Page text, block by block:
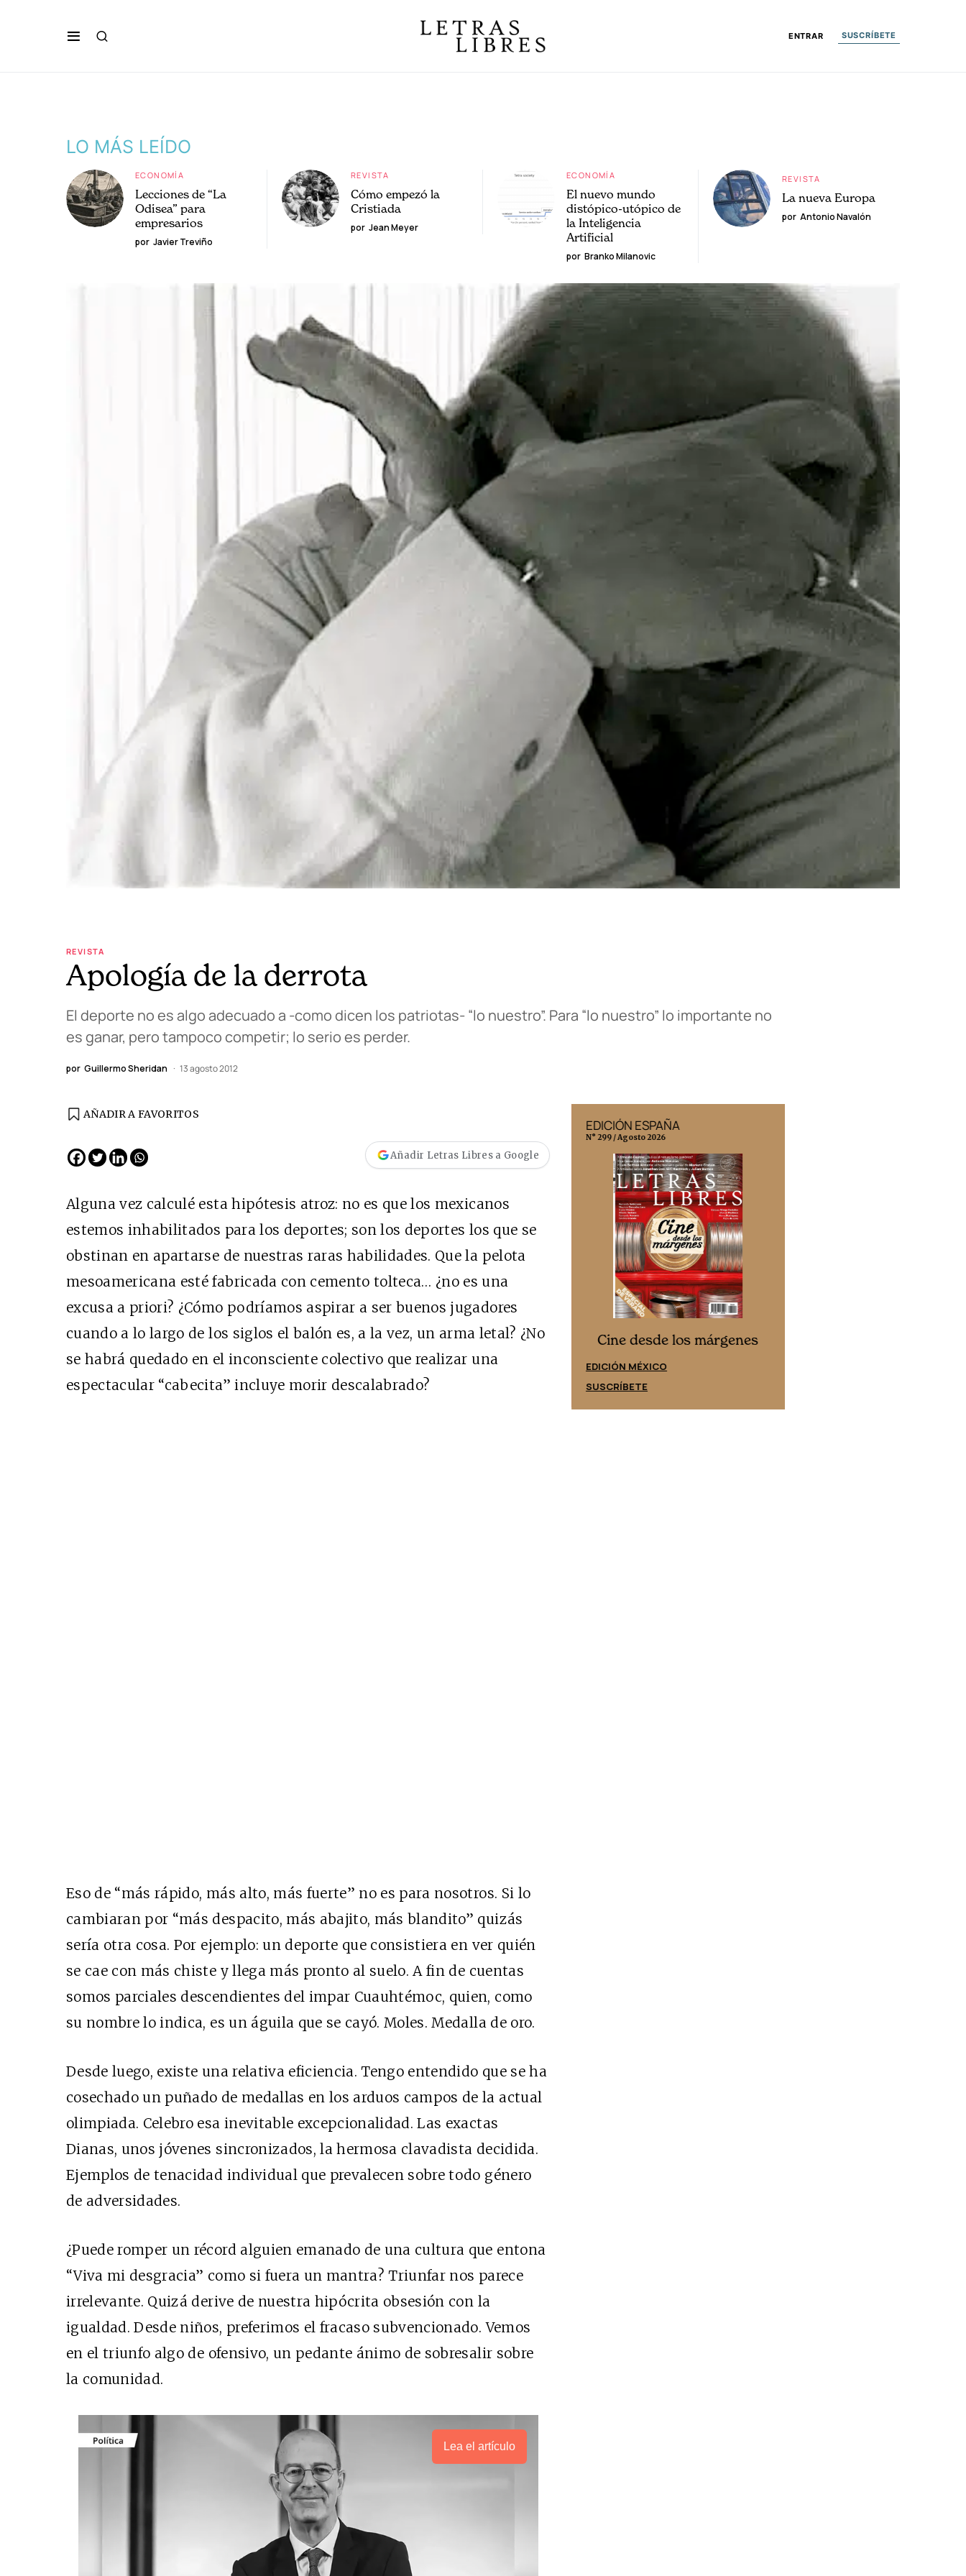
ENTRAR SUSCRÍBETE
LO MÁS LEÍDO
ECONOMÍA
Lecciones de “La
Odisea” para
empresarios
por Javier Treviño
REVISTA
Cómo empezó la
Cristiada
por Jean Meyer
ECONOMÍA
El nuevo mundo
distópico-utópico de
la Inteligencia
Artificial
por Branko Milanovic
REVISTA
La nueva Europa
por Antonio Navalón
REVISTA
Apología de la derrota
El deporte no es algo adecuado a -como dicen los patriotas- “lo nuestro”. Para “lo nuestro” lo importante no
es ganar, pero tampoco competir; lo serio es perder.
por Guillermo Sheridan 13 agosto 2012
AÑADIR A FAVORITOS
Añadir Letras Libres a Google
Alguna vez calculé esta hipótesis atroz: no es que los mexicanos
estemos inhabilitados para los deportes; son los deportes los que se
obstinan en apartarse de nuestras raras habilidades. Que la pelota
mesoamericana esté fabricada con cemento tolteca… ¿no es una
excusa a priori? ¿Cómo podríamos aspirar a ser buenos jugadores
cuando a lo largo de los siglos el balón es, a la vez, un arma letal? ¿No
se habrá quedado en el inconsciente colectivo que realizar una
espectacular “cabecita” incluye morir descalabrado?
Eso de “más rápido, más alto, más fuerte” no es para nosotros. Si lo
cambiaran por “más despacito, más abajito, más blandito” quizás
sería otra cosa. Por ejemplo: un deporte que consistiera en ver quién
se cae con más chiste y llega más pronto al suelo. A fin de cuentas
somos parciales descendientes del impar Cuauhtémoc, quien, como
su nombre lo indica, es un águila que se cayó. Moles. Medalla de oro.
Desde luego, existe una relativa eficiencia. Tengo entendido que se ha
cosechado un puñado de medallas en los arduos campos de la actual
olimpiada. Celebro esa inevitable excepcionalidad. Las exactas
Dianas, unos jóvenes sincronizados, la hermosa clavadista decidida.
Ejemplos de tenacidad individual que prevalecen sobre todo género
de adversidades.
¿Puede romper un récord alguien emanado de una cultura que entona
“Viva mi desgracia” como si fuera un mantra? Triunfar nos parece
irrelevante. Quizá derive de nuestra hipócrita obsesión con la
igualdad. Desde niños, preferimos el fracaso subvencionado. Vemos
en el triunfo algo de ofensivo, un pedante ánimo de sobresalir sobre
la comunidad.
Lea el artículo
Cine desde los márgenes
EDICIÓN MÉXICO
SUSCRÍBETE
Cine desde los márgenes
EDICIÓN ESPAÑA
SUSCRÍBETE
EDICIÓN ESPAÑA
N° 299 / Agosto 2026
Cine desde los márgenes
EDICIÓN MÉXICO
SUSCRÍBETE